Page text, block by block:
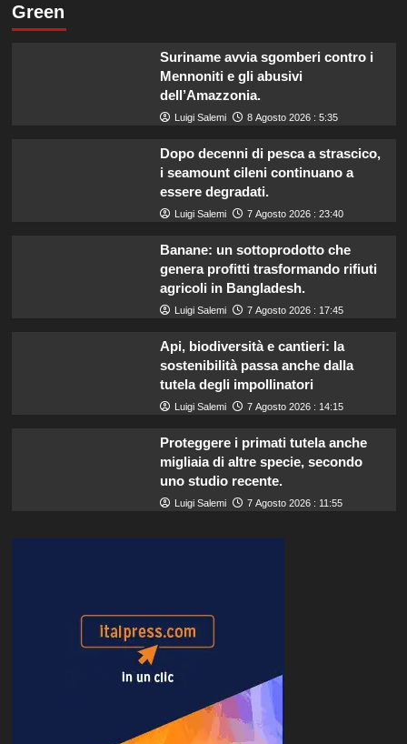
Green
Suriname avvia sgomberi contro i
Mennoniti e gli abusivi
dell’Amazzonia.
Luigi Salemi 8 Agosto 2026 : 5:35
Dopo decenni di pesca a strascico,
i seamount cileni continuano a
essere degradati.
Luigi Salemi 7 Agosto 2026 : 23:40
Banane: un sottoprodotto che
genera profitti trasformando rifiuti
agricoli in Bangladesh.
Luigi Salemi 7 Agosto 2026 : 17:45
Api, biodiversità e cantieri: la
sostenibilità passa anche dalla
tutela degli impollinatori
Luigi Salemi 7 Agosto 2026 : 14:15
Proteggere i primati tutela anche
migliaia di altre specie, secondo
uno studio recente.
Luigi Salemi 7 Agosto 2026 : 11:55